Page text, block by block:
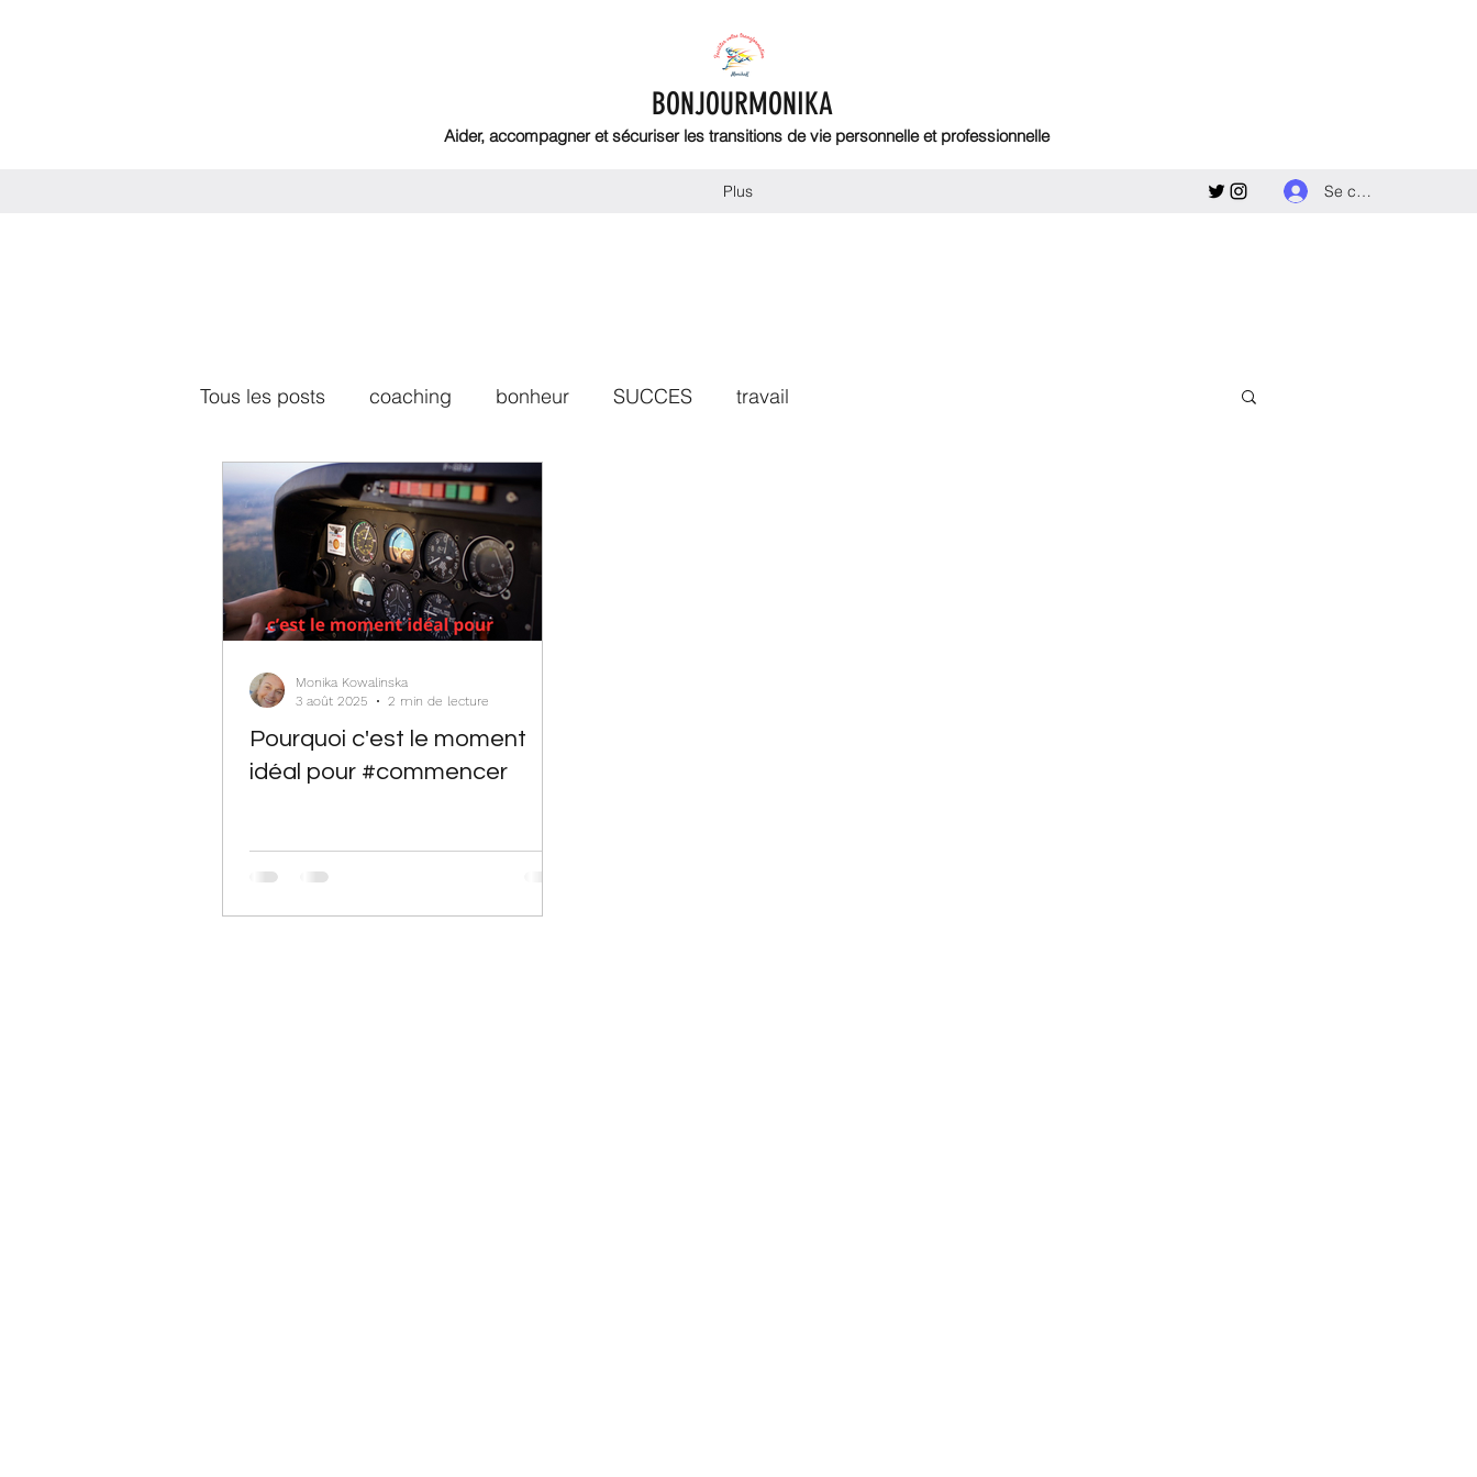
BONJOURMONIKA
Aider, accompagner et sécuriser les transitions de vie personnelle et professionnelle
Plus Se connecter
Tous les posts coaching bonheur SUCCES travail
Pourquoi c'est le moment
idéal pour #commencer
Monika Kowalinska
3 août 2025
2 min de lecture